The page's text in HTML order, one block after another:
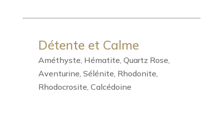
Détente et Calme
Améthyste, Hématite, Quartz Rose,
Aventurine, Sélénite, Rhodonite,
Rhodocrosite, Calcédoine